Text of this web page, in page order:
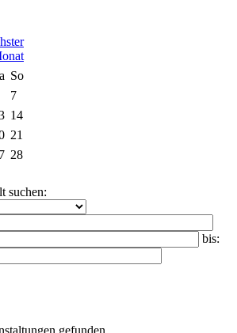
So
7
14
21
28
suchen:
bis:
gefunden.